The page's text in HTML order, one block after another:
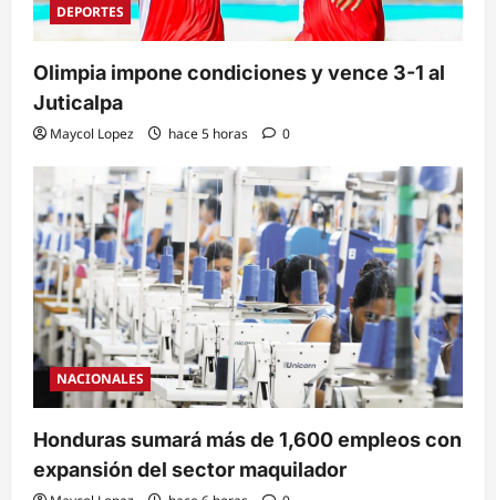
DEPORTES
Olimpia impone condiciones y vence 3-1 al
Juticalpa
Maycol Lopez hace 5 horas 0
NACIONALES
Honduras sumará más de 1,600 empleos con
expansión del sector maquilador